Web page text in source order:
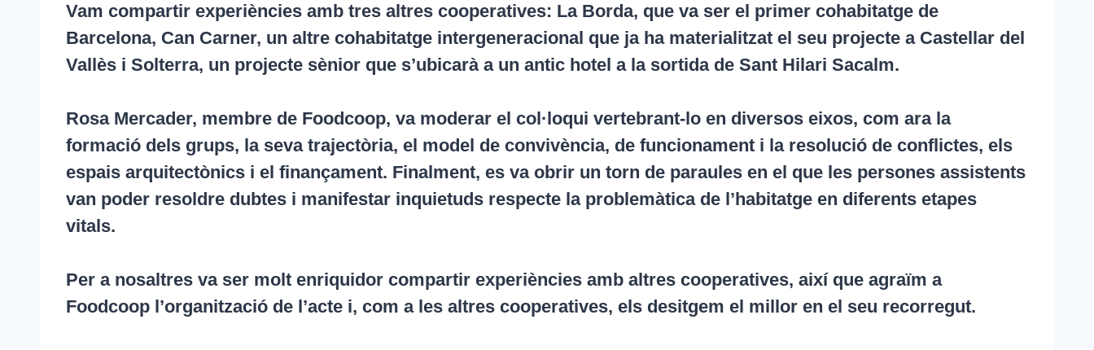
Vam compartir experiències amb tres altres cooperatives: La Borda, que va ser el primer cohabitatge de
Barcelona, Can Carner, un altre cohabitatge intergeneracional que ja ha materialitzat el seu projecte a Castellar del
Vallès i Solterra, un projecte sènior que s’ubicarà a un antic hotel a la sortida de Sant Hilari Sacalm.
Rosa Mercader, membre de Foodcoop, va moderar el col·loqui vertebrant-lo en diversos eixos, com ara la
formació dels grups, la seva trajectòria, el model de convivència, de funcionament i la resolució de conflictes, els
espais arquitectònics i el finançament. Finalment, es va obrir un torn de paraules en el que les persones assistents
van poder resoldre dubtes i manifestar inquietuds respecte la problemàtica de l’habitatge en diferents etapes
vitals.
Per a nosaltres va ser molt enriquidor compartir experiències amb altres cooperatives, així que agraïm a
Foodcoop l’organització de l’acte i, com a les altres cooperatives, els desitgem el millor en el seu recorregut.